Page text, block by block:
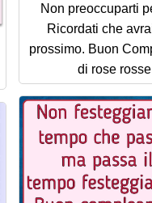
Non preoccuparti
Ricordati che
prossimo. Buon
di rose